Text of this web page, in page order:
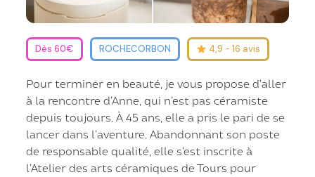
Dès 60€ ROCHECORBON 4,9 - 16 avis
Pour terminer en beauté, je vous propose d’aller
à la rencontre d’Anne, qui n’est pas céramiste
depuis toujours. À 45 ans, elle a pris le pari de se
lancer dans l’aventure. Abandonnant son poste
de responsable qualité, elle s’est inscrite à
l’Atelier des arts céramiques de Tours pour